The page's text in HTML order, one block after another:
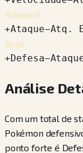
Adamant
+Ataque−Atq.
Bold
+Defesa−
Análise
Com um total de
Pokémon
ponto forte é